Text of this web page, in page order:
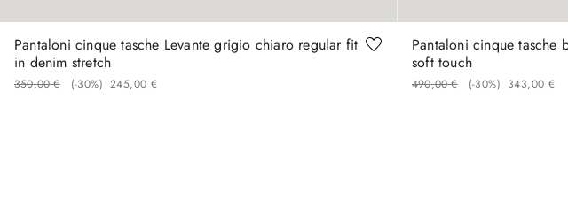
Pantaloni cinque tasche Levante grigio chiaro regular fit
in denim stretch
350,00 € (-30%) 245,00 €
Pantaloni cinque tasche blu scuro regular fit in denim
soft touch
490,00 € (-30%) 343,00 €